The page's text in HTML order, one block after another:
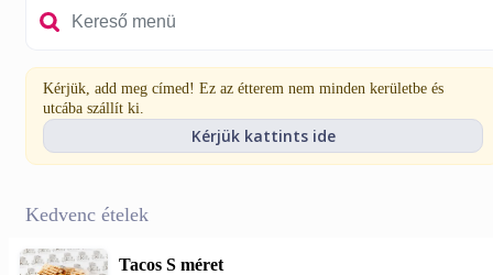
Kérjük, add meg címed! Ez az étterem nem minden kerületbe és
utcába szállít ki.
Kérjük kattints ide
Kedvenc ételek
Tacos S méret